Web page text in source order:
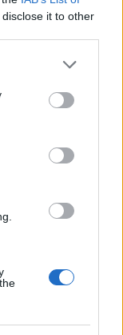
it to other
– A Josh